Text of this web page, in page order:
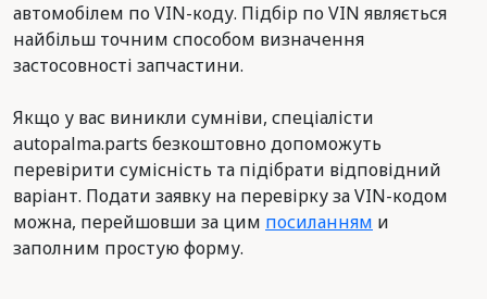
автомобілем по VIN-коду. Підбір по VIN являється
найбільш точним способом визначення
застосовності запчастини.
Якщо у вас виникли сумніви, спеціалісти
autopalma.parts безкоштовно допоможуть
перевірити сумісність та підібрати відповідний
варіант. Подати заявку на перевірку за VIN-кодом
можна, перейшовши за цим посиланням и
заполним простую форму.